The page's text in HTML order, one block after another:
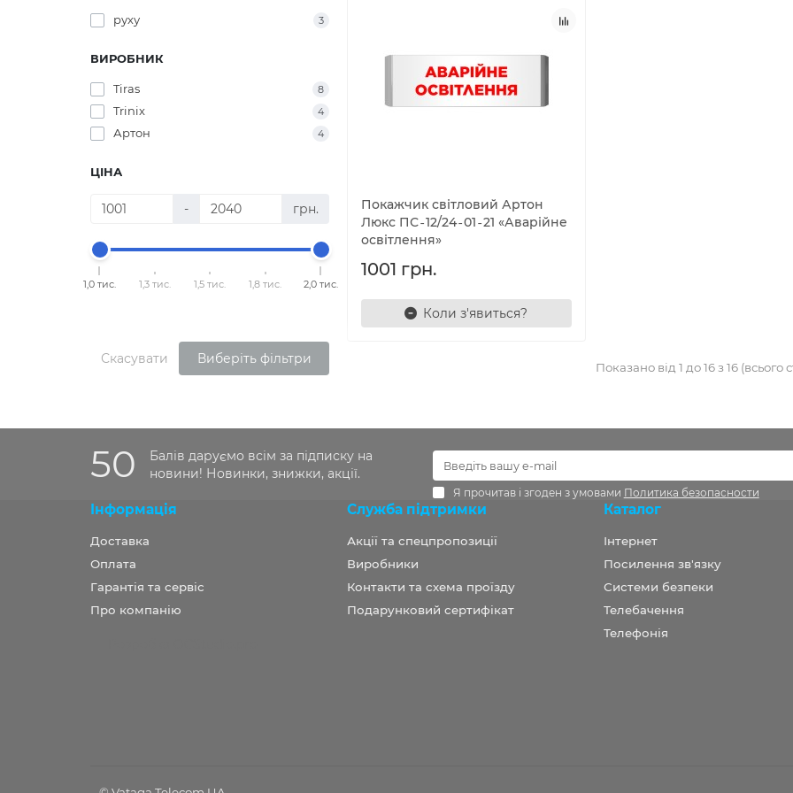
руху 3
ВИРОБНИК
Tiras 8
Trinix 4
Артон 4
ЦІНА
- грн.
1,0 тис. 1,3 тис. 1,5 тис. 1,8 тис. 2,0 тис.
Скасувати Виберіть фільтри
Покажчик світловий Артон
Люкс ПС‐12/24‐01‐21 «Аварійне
освітлення»
1001 грн.
Коли з'явиться?
Показано від 1 до 16 з 16 (всього
50
Балів даруємо всім за підписку на
новини! Новинки, знижки, акції.
Я прочитав і згоден з умовами Политика безопасности
Інформація
Доставка
Оплата
Гарантія та сервіс
Про компанію
Служба підтримки
Акції та спецпропозиції
Виробники
Контакти та схема проїзду
Подарунковий сертифікат
Каталог
Інтернет
Посилення зв'язку
Системи безпеки
Телебачення
Телефонія